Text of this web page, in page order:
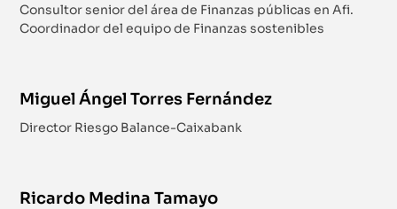
Consultor senior del área de Finanzas públicas en Afi.
Coordinador del equipo de Finanzas sostenibles
Miguel Ángel Torres Fernández
Director Riesgo Balance-Caixabank
Ricardo Medina Tamayo